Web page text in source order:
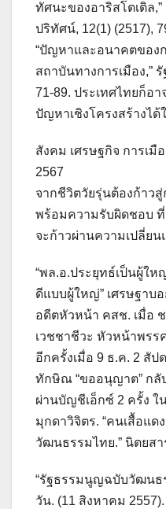
ทัศนะของอาริสโตเติล
ปริทัศน์, 12(1) (2517),
“ปัญหาและอนาคตของ
สถาบันทางการเมือง,”
71-89. ประเทศไทยก็อ
ปัญหาเชิงโครงสร้างได้
สังคม เศรษฐกิจ การเ
2567
จากชีวิตวัยรุ่นต้องก้าว
พร้อมความรับผิดชอบ ที่
จะก้าวผ่านความเปลี่ย
“พล.อ.ประยุทธ์เป็นผู้ใ
ดีแบบผู้ใหญ่” เศรษฐาบ
อดีตหัวหน้า คสช. เมื่อ
เวชชาชีวะ หัวหน้าพรร
อีกครั้งเมื่อ 9 ธ.ค. 2 สั
ทักษิณ “ขออนุญาต” กลั
ผ่านบัญชีเอ็กซ์ 2 ครั้ง ใ
มุกดาวิจิตร. “คนเสื้อแ
วัฒนธรรมไทย.” นิตยส
“รัฐธรรมนูญฉบับวัฒนธ
วัน. (11 สิงหาคม